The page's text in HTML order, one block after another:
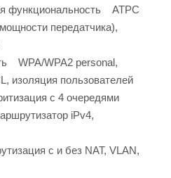
функциональность ATPC
передатчика),
WPA/WPA2 personal,
изоляция пользователей
с 4 очередями
iPv4,
с и без NAT, VLAN,